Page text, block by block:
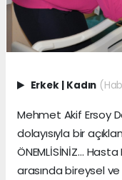
Erkek | Kadın
Mehmet Akif Ersoy
dolayısıyla bir
ÖNEMLİSİNİZ… Hasta
arasında bireysel